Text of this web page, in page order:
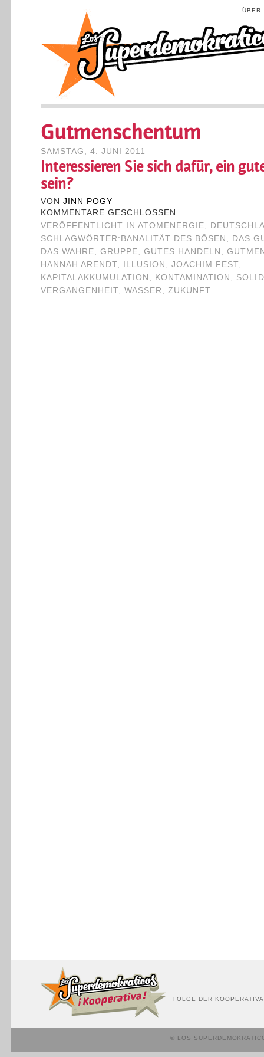
ÜBER
Gutmenschentum
SAMSTAG, 4. JUNI 2011
Interessieren Sie sich dafür, ein
sein?
VON JINN POGY
KOMMENTARE GESCHLOSSEN
VERÖFFENTLICHT IN ATOMENERGIE,
SCHLAGWÖRTER: BANALITÄT DES BÖSEN , DAS
DAS WAHRE, GRUPPE, GUTES HANDELN ,
HANNAH ARENDT, ILLUSION ,JOACHIM FEST,
KAPITALAKKUMULATION , KONTAMINATION ,
VERGANGENHEIT, WASSER ,ZUKUNFT
FOLGE DER
© LOS